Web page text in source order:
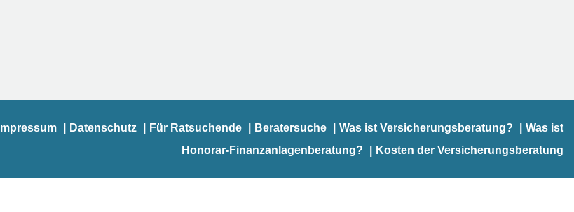
Impressum Datenschutz Für Ratsuchende Beratersuche Was ist Versicherungsberatung?
Was ist
Honorar-Finanzanlagenberatung?
Kosten der Versicherungsberatung